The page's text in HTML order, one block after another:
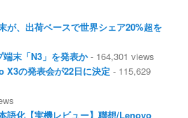
が、出荷ベースで世界シェア20%超を
末「N3」を発表か- 164,301 views
X3の発表会が22日に決定 - 115,629
語化【実機レビュー】聯想/Lenovo